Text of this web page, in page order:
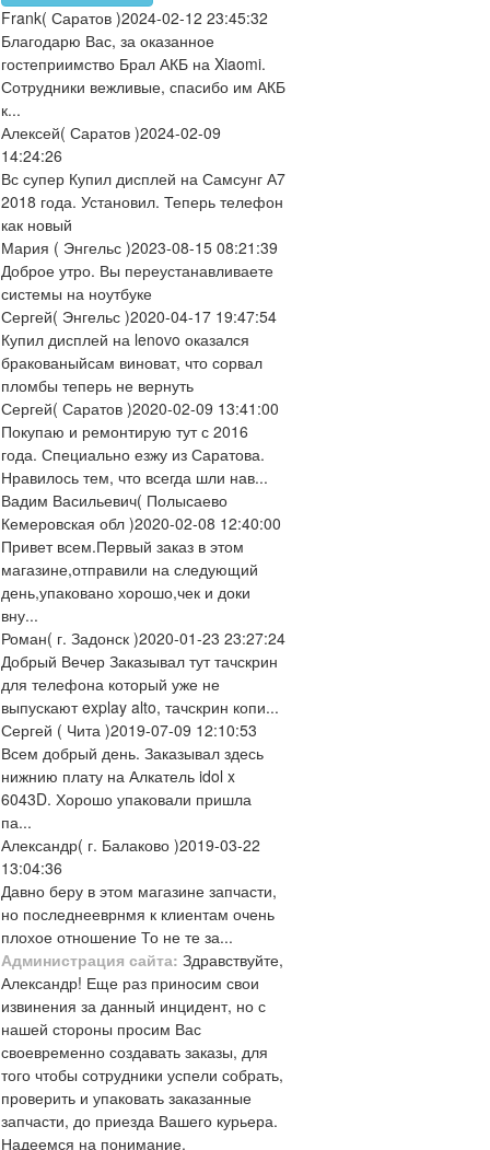
Frank( Саратов )2024-02-12 23:45:32
Благодарю Вас, за оказанное
гостеприимство Брал АКБ на Xiaomi.
Сотрудники вежливые, спасибо им АКБ
к...
Алексей( Саратов )2024-02-09
14:24:26
Вс супер Купил дисплей на Самсунг А7
2018 года. Установил. Теперь телефон
как новый
Мария ( Энгельс )2023-08-15 08:21:39
Доброе утро. Вы переустанавливаете
системы на ноутбуке
Сергей( Энгельс )2020-04-17 19:47:54
Купил дисплей на lenovo оказался
бракованыйсам виноват, что сорвал
пломбы теперь не вернуть
Сергей( Саратов )2020-02-09 13:41:00
Покупаю и ремонтирую тут с 2016
года. Специально езжу из Саратова.
Нравилось тем, что всегда шли нав...
Вадим Васильевич( Полысаево
Кемеровская обл )2020-02-08 12:40:00
Привет всем.Первый заказ в этом
магазине,отправили на следующий
день,упаковано хорошо,чек и доки
вну...
Роман( г. Задонск )2020-01-23 23:27:24
Добрый Вечер Заказывал тут тачскрин
для телефона который уже не
выпускают explay alto, тачскрин копи...
Сергей ( Чита )2019-07-09 12:10:53
Всем добрый день. Заказывал здесь
нижнию плату на Алкатель idol x
6043D. Хорошо упаковали пришла
па...
Александр( г. Балаково )2019-03-22
13:04:36
Давно беру в этом магазине запчасти,
но последнееврнмя к клиентам очень
плохое отношение То не те за...
Администрация сайта: Здравствуйте,
Александр! Еще раз приносим свои
извинения за данный инцидент, но с
нашей стороны просим Вас
своевременно создавать заказы, для
того чтобы сотрудники успели собрать,
проверить и упаковать заказанные
запчасти, до приезда Вашего курьера.
Надеемся на понимание.